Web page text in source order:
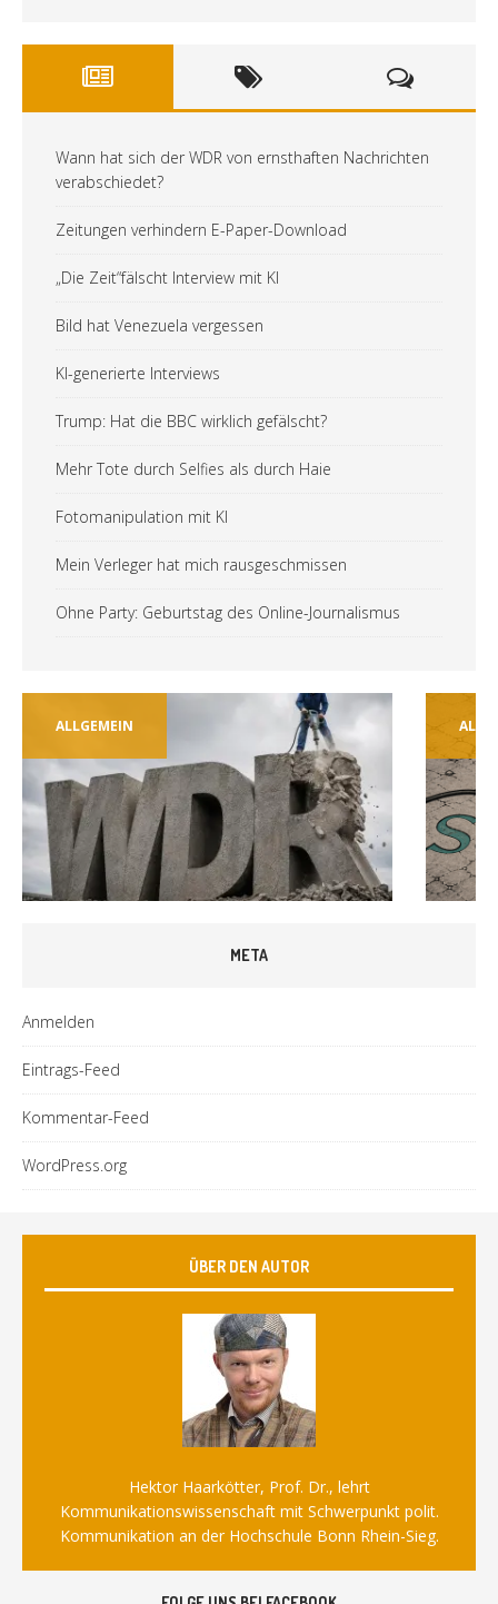
Wann hat sich der WDR von ernsthaften Nachrichten
verabschiedet?
Zeitungen verhindern E-Paper-Download
„Die Zeit“fälscht Interview mit KI
Bild hat Venezuela vergessen
KI-generierte Interviews
Trump: Hat die BBC wirklich gefälscht?
Mehr Tote durch Selfies als durch Haie
Fotomanipulation mit KI
Mein Verleger hat mich rausgeschmissen
Ohne Party: Geburtstag des Online-Journalismus
ALLGEMEIN
META
Anmelden
Eintrags-Feed
Kommentar-Feed
WordPress.org
ÜBER DEN AUTOR
Hektor Haarkötter, Prof. Dr., lehrt
Kommunikationswissenschaft mit Schwerpunkt polit.
Kommunikation an der Hochschule Bonn Rhein-Sieg.